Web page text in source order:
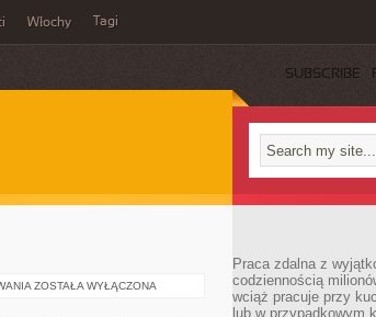
Włochy Tagi
SUBSCRIBE
PRZEPISY
ZOSTAŁA WYŁĄCZONA
Praca zdalna z
codziennością
wciąż pracuje przy
lub w przypadkowym